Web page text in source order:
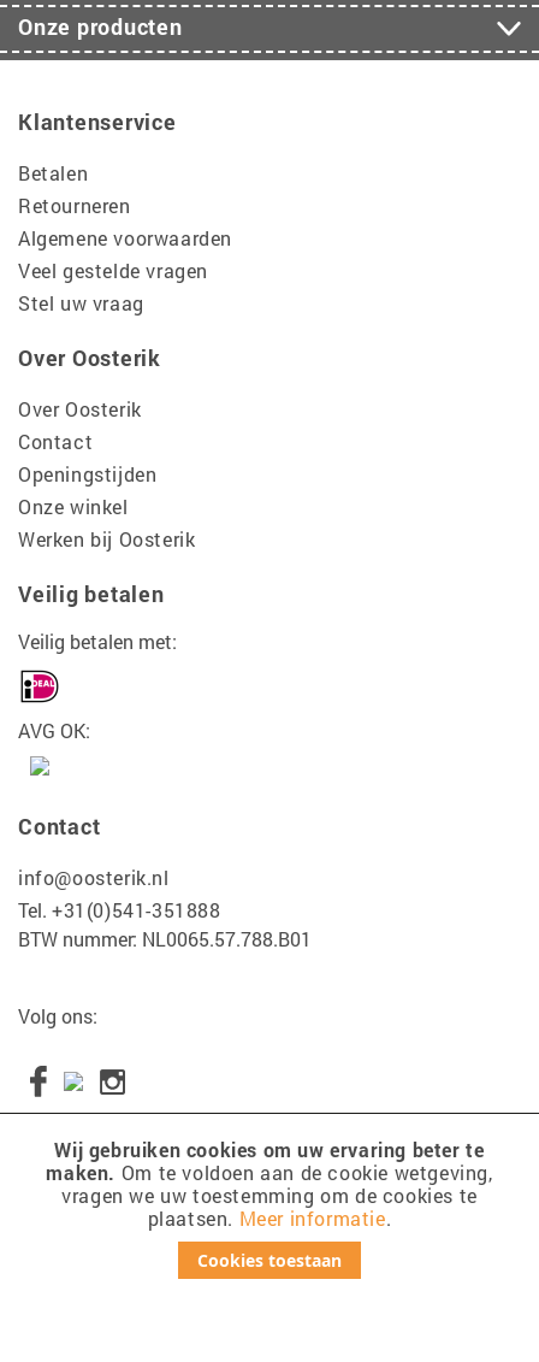
Wij gebruiken cookies om uw ervaring beter te
maken. Om te voldoen aan de cookie wetgeving,
vragen we uw toestemming om de cookies te
plaatsen. Meer informatie.
Cookies toestaan
Onze producten
Klantenservice
Betalen
Retourneren
Algemene voorwaarden
Veel gestelde vragen
Stel uw vraag
Over Oosterik
Over Oosterik
Contact
Openingstijden
Onze winkel
Werken bij Oosterik
Veilig betalen
Veilig betalen met:
AVG OK:
Contact
info@oosterik.nl
Tel. +31(0)541-351888
BTW nummer: NL0065.57.788.B01
Volg ons:
Copyright 2017 Tuincentrum Oosterik